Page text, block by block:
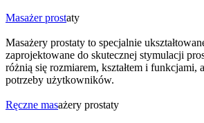
Masażer prostaty
Masażery prostaty to specjalnie
zaprojektowane do skutecznej stymulacji
różnią się rozmiarem, kształtem i funkcjami,
potrzeby użytkowników.
Ręczne masażery prostaty